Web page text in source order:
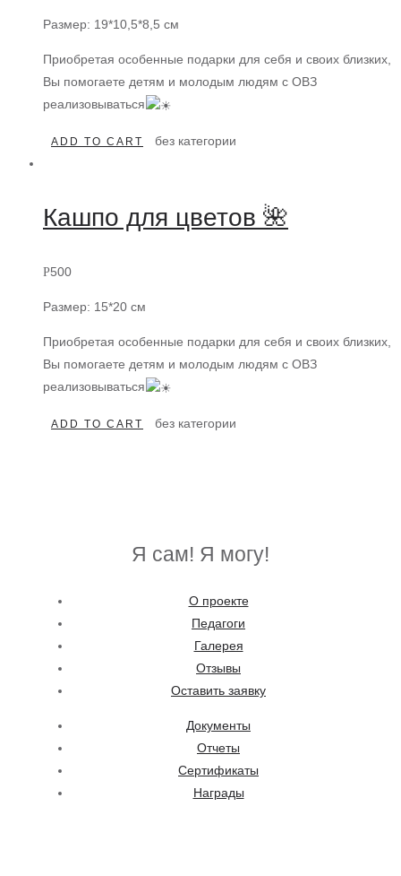
Размер: 19*10,5*8,5 см
Приобретая особенные подарки для себя и своих близких,
Вы помогаете детям и молодым людям с ОВЗ
реализовываться
ADD TO CART без категории
Кашпо для цветов 🌺
Р500
Размер: 15*20 см
Приобретая особенные подарки для себя и своих близких,
Вы помогаете детям и молодым людям с ОВЗ
реализовываться
ADD TO CART без категории
Я сам! Я могу!
О проекте
Педагоги
Галерея
Отзывы
Оставить заявку
Документы
Отчеты
Сертификаты
Награды